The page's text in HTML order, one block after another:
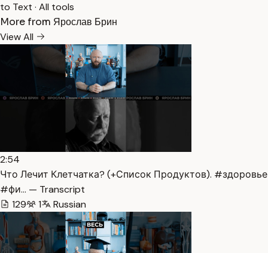
to Text · All tools
More from Ярослав Брин
View All
2:54
Что Лечит Клетчатка? (+Список Продуктов). #здоровье
#фи… — Transcript
129
1 Russian